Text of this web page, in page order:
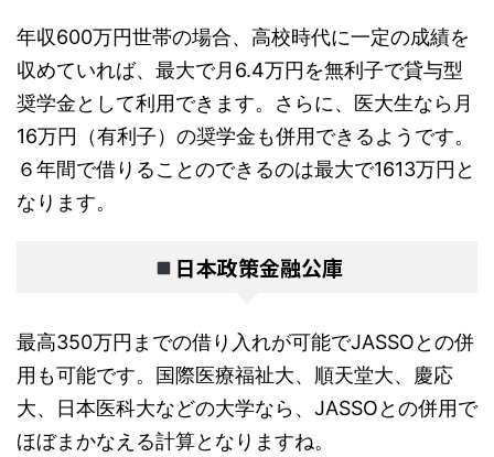
年収600万円世帯の場合、高校時代に一定の成績を
収めていれば、最大で月6.4万円を無利子で貸与型
奨学金として利用できます。さらに、医大生なら月
16万円（有利子）の奨学金も併用できるようです。
６年間で借りることのできるのは最大で1613万円と
なります。
日本政策金融公庫
最高350万円までの借り入れが可能でJASSOとの併
用も可能です。国際医療福祉大、順天堂大、慶応
大、日本医科大などの大学なら、JASSOとの併用で
ほぼまかなえる計算となりますね。